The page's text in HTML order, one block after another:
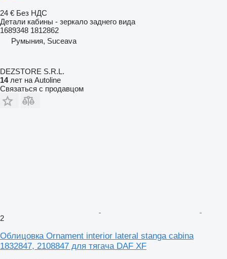
24 € Без НДС
Детали кабины - зеркало заднего вида
1689348 1812862
Румыния, Suceava
DEZSTORE S.R.L.
14лет на Autoline
Связаться с продавцом
2
Облицовка Ornament interior lateral stanga cabina
1832847, 2108847 для тягача DAF XF